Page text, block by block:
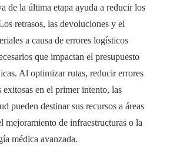
de la última etapa ayuda a reducir los
retrasos, las devoluciones y el
a causa de errores logísticos
que impactan el presupuesto
Al optimizar rutas, reducir errores
exitosas en el primer intento, las
pueden destinar sus recursos a áreas
mejoramiento de infraestructuras o la
médica avanzada.